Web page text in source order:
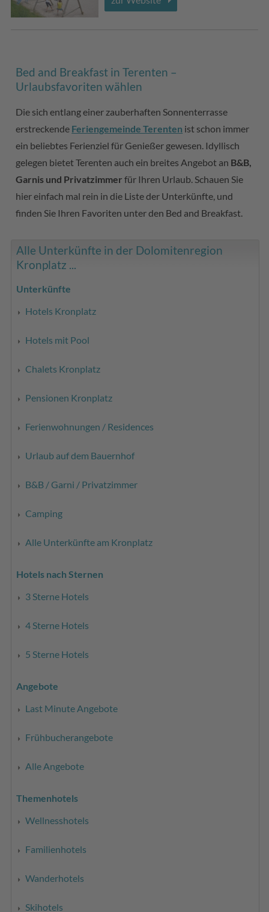
Bed and Breakfast in Terenten –
Urlaubsfavoriten wählen
Die sich entlang einer zauberhaften Sonnenterrasse
erstreckende Feriengemeinde Terenten ist schon immer
ein beliebtes Ferienziel für Genießer gewesen. Idyllisch
gelegen bietet Terenten auch ein breites Angebot an B&B,
Garnis und Privatzimmer für Ihren Urlaub. Schauen Sie
hier einfach mal rein in die Liste der Unterkünfte, und
finden Sie Ihren Favoriten unter den Bed and Breakfast.
Alle Unterkünfte in der Dolomitenregion
Kronplatz ...
Unterkünfte
Hotels Kronplatz
Hotels mit Pool
Chalets Kronplatz
Pensionen Kronplatz
Ferienwohnungen / Residences
Urlaub auf dem Bauernhof
B&B / Garni / Privatzimmer
Camping
Alle Unterkünfte am Kronplatz
Hotels nach Sternen
3 Sterne Hotels
4 Sterne Hotels
5 Sterne Hotels
Angebote
Last Minute Angebote
Frühbucherangebote
Alle Angebote
Themenhotels
Wellnesshotels
Familienhotels
Wanderhotels
Skihotels